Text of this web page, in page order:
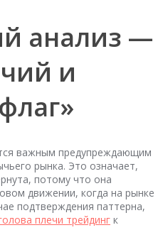
анализ —
и
важным предупреждающим
рынка. Это означает,
потому что она
движении, когда на рынке
подтверждения паттерна,
плечи трейдинг к